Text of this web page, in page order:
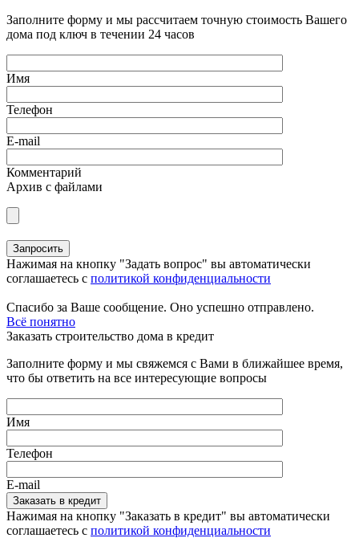
Заполните форму и мы рассчитаем точную стоимость Вашего
дома под ключ в течении 24 часов
Имя
Телефон
E-mail
Комментарий
Архив с файлами
Нажимая на кнопку "Задать вопрос" вы автоматически
соглашаетесь с политикой конфиденциальности
Спасибо за Ваше сообщение. Оно успешно отправлено.
Всё понятно
Заказать строительство дома в кредит
Заполните форму и мы свяжемся с Вами в ближайшее время,
что бы ответить на все интересующие вопросы
Имя
Телефон
E-mail
Нажимая на кнопку "Заказать в кредит" вы автоматически
соглашаетесь с политикой конфиденциальности